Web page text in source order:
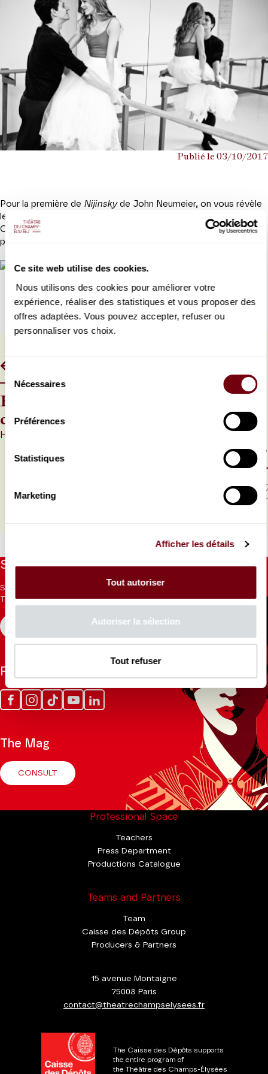
Ce site web utilise des cookies.
Nous utilisons des cookies pour améliorer votre
expérience, réaliser des statistiques et vous proposer des
offres adaptées. Vous pouvez accepter, refuser ou
personnaliser vos choix.
Sélection
du
consentement
Nécessaires
Préférences
Statistiques
Marketing
Afficher les détails
Tout autoriser
Autoriser la sélection
Tout refuser
Publié le 03/10/2017
Pour la première de Nijinsky de John Neumeier, on vous révèle
le danseur qui incarne le rôle-titre – le québecois Guillaume
Côté. Premier danseur du Ballet national du Canada, il a
plusieurs cordes à son arc… on vous laisse découvrir !
Fauteuils d’orchestre : les
coulisses d’une renaissance
HORS-SCENE | AU FIL DE LA SAISON
ARTICLE SUIVANT
Le portrait de Cyprien Tollet
CERCLE DES MECENES | PORTRAIT
Stay informed
Sign up for the newsletter to receive updates from the
Theatre.
Follow us
FacebookInstagram
Tik
Tok
YoutubeLinkedin
The Mag
CONSULT
Professional Space
Teachers
Press Department
Productions Catalogue
Teams and Partners
Team
Caisse des Dépôts Group
Producers & Partners
15 avenue Montaigne
75008 Paris
contact@theatrechampselysees.fr
The Caisse des Dépôts supports
the entire program of
the Théâtre des Champs-Élysées